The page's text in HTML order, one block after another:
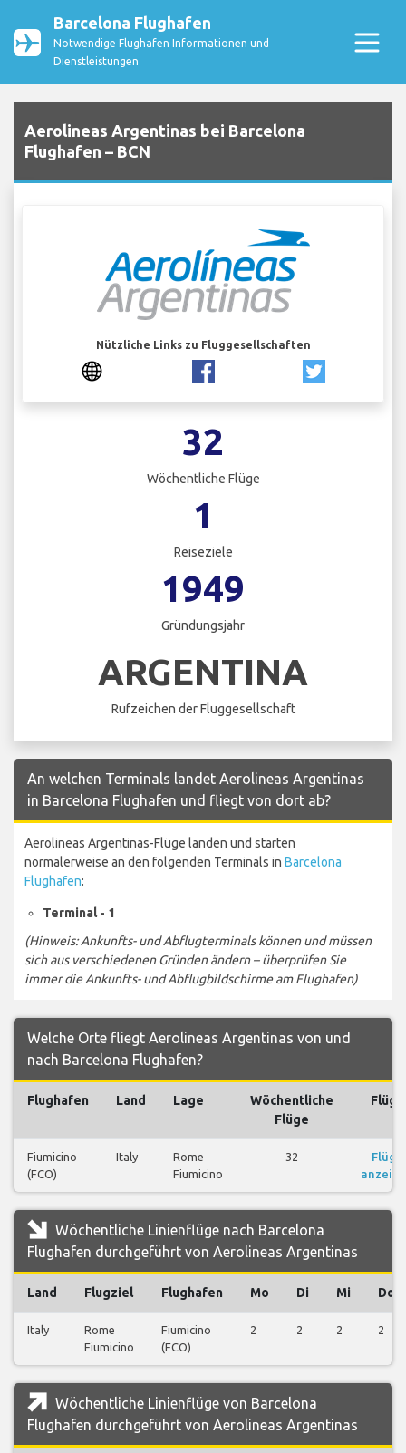
Barcelona Flughafen
Notwendige Flughafen Informationen und
Dienstleistungen
Aerolineas Argentinas bei Barcelona
Flughafen – BCN
Nützliche Links zu Fluggesellschaften
32
Wöchentliche Flüge
1
Reiseziele
1949
Gründungsjahr
ARGENTINA
Rufzeichen der Fluggesellschaft
An welchen Terminals landet Aerolineas Argentinas
in Barcelona Flughafen und fliegt von dort ab?
Aerolineas Argentinas-Flüge landen und starten
normalerweise an den folgenden Terminals in Barcelona
Flughafen:
Terminal - 1
(Hinweis: Ankunfts- und Abflugterminals können und müssen
sich aus verschiedenen Gründen ändern – überprüfen Sie
immer die Ankunfts- und Abflugbildschirme am Flughafen)
Welche Orte fliegt Aerolineas Argentinas von und
nach Barcelona Flughafen?
Flughafen Land Lage
Wöchentliche
Flüge
Flüge
Fiumicino
(FCO)
Italy
Rome
Fiumicino
32
Flüge
Wöchentliche Linienflüge nach Barcelona
Flughafen durchgeführt von Aerolineas Argentinas
Land Flugziel Flughafen Mo Di Mi Do
Italy
Rome
Fiumicino
Fiumicino
(FCO)
2 2 2 2
Wöchentliche Linienflüge von Barcelona
Flughafen durchgeführt von Aerolineas Argentinas